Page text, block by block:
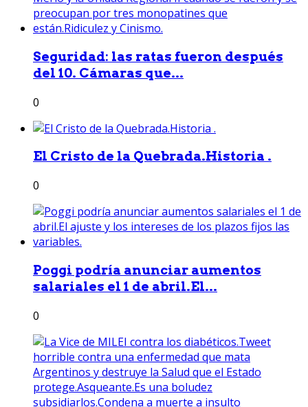
Seguridad: las ratas fueron después
del 10. Cámaras que...
0
El Cristo de la Quebrada.Historia .
0
Poggi podría anunciar aumentos
salariales el 1 de abril.El...
0